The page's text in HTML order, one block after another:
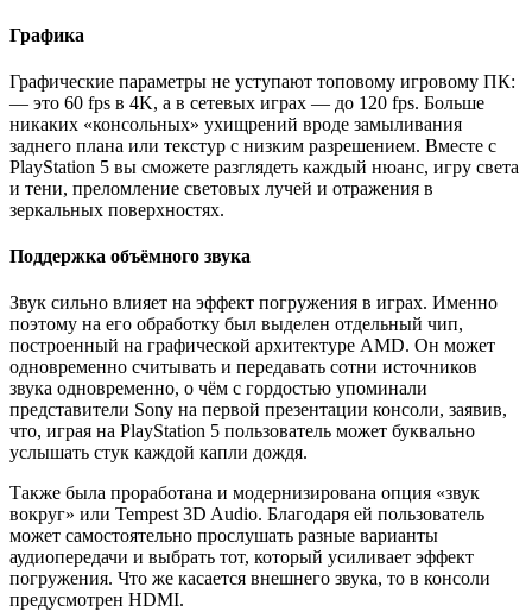
Графика
Графические параметры не уступают топовому игровому ПК:
— это 60 fps в 4K, а в сетевых играх — до 120 fps. Больше
никаких «консольных» ухищрений вроде замыливания
заднего плана или текстур с низким разрешением. Вместе с
PlayStation 5 вы сможете разглядеть каждый нюанс, игру света
и тени, преломление световых лучей и отражения в
зеркальных поверхностях.
Поддержка объёмного звука
Звук сильно влияет на эффект погружения в играх. Именно
поэтому на его обработку был выделен отдельный чип,
построенный на графической архитектуре AMD. Он может
одновременно считывать и передавать сотни источников
звука одновременно, о чём с гордостью упоминали
представители Sony на первой презентации консоли, заявив,
что, играя на PlayStation 5 пользователь может буквально
услышать стук каждой капли дождя.
Также была проработана и модернизирована опция «звук
вокруг» или Tempest 3D Audio. Благодаря ей пользователь
может самостоятельно прослушать разные варианты
аудиопередачи и выбрать тот, который усиливает эффект
погружения. Что же касается внешнего звука, то в консоли
предусмотрен HDMI.